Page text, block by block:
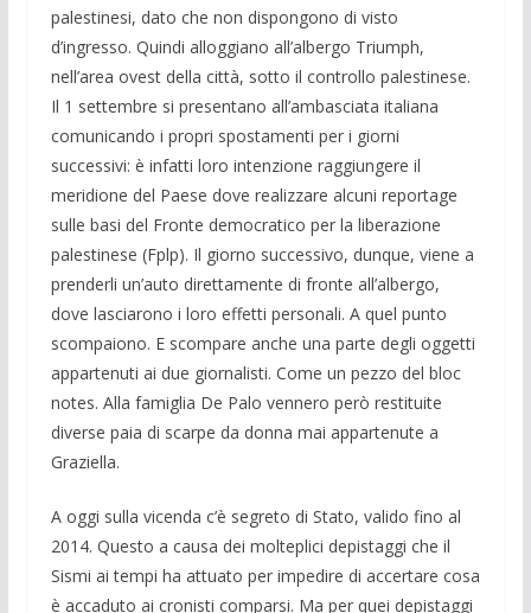
palestinesi, dato che non dispongono di visto
d’ingresso. Quindi alloggiano all’albergo Triumph,
nell’area ovest della città, sotto il controllo palestinese.
Il 1 settembre si presentano all’ambasciata italiana
comunicando i propri spostamenti per i giorni
successivi: è infatti loro intenzione raggiungere il
meridione del Paese dove realizzare alcuni reportage
sulle basi del Fronte democratico per la liberazione
palestinese (Fplp). Il giorno successivo, dunque, viene a
prenderli un’auto direttamente di fronte all’albergo,
dove lasciarono i loro effetti personali. A quel punto
scompaiono. E scompare anche una parte degli oggetti
appartenuti ai due giornalisti. Come un pezzo del bloc
notes. Alla famiglia De Palo vennero però restituite
diverse paia di scarpe da donna mai appartenute a
Graziella.
A oggi sulla vicenda c’è segreto di Stato, valido fino al
2014. Questo a causa dei molteplici depistaggi che il
Sismi ai tempi ha attuato per impedire di accertare cosa
è accaduto ai cronisti comparsi. Ma per quei depistaggi